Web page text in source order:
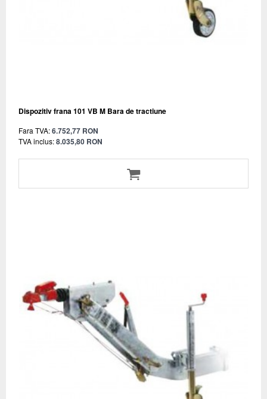
Dispozitiv frana 101 VB M Bara de tractiune
Fara TVA:6.752,77 RON
TVA inclus:8.035,80 RON